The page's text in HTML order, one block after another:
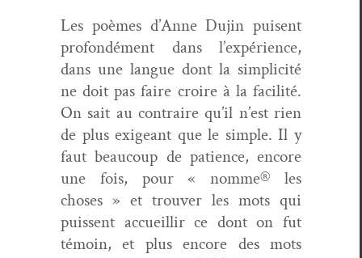
Les poèmes d’Anne Dujin puisent
pro­fondé­ment dans l’expérience,
dans une langue dont la sim­plic­ité
ne doit pas faire croire à la facil­ité.
On sait au con­traire qu’il n’est rien
de plus exigeant que le sim­ple. Il y
faut beau­coup de patience, encore
une fois, pour « nomme® les
choses » et trou­ver les mots qui
puis­sent accueil­lir ce dont on fut
témoin, et plus encore des mots